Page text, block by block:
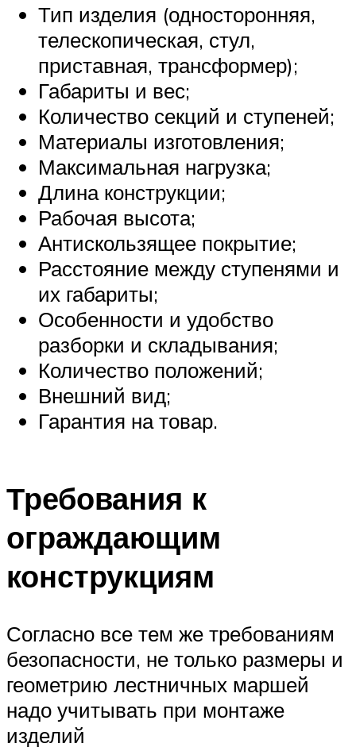
Тип изделия (односторонняя,
телескопическая, стул,
приставная, трансформер);
Габариты и вес;
Количество секций и ступеней;
Материалы изготовления;
Максимальная нагрузка;
Длина конструкции;
Рабочая высота;
Антискользящее покрытие;
Расстояние между ступенями и
их габариты;
Особенности и удобство
разборки и складывания;
Количество положений;
Внешний вид;
Гарантия на товар.
Требования к
ограждающим
конструкциям
Согласно все тем же требованиям
безопасности, не только размеры и
геометрию лестничных маршей
надо учитывать при монтаже
изделий